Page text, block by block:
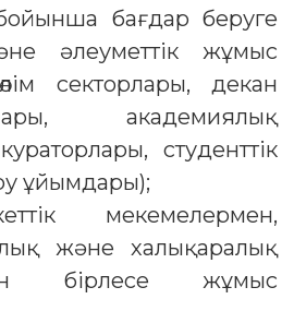
бағдар беруге
әлеуметтік жұмыс
секторлары, декан
академиялық
студенттік
ұйымдары);
мекемелермен,
және халықаралық
бірлесе жұмыс